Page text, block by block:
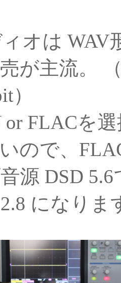
オは WAV
が主流。
）
FLACを
ので、
源 DSD 5.6
になりま